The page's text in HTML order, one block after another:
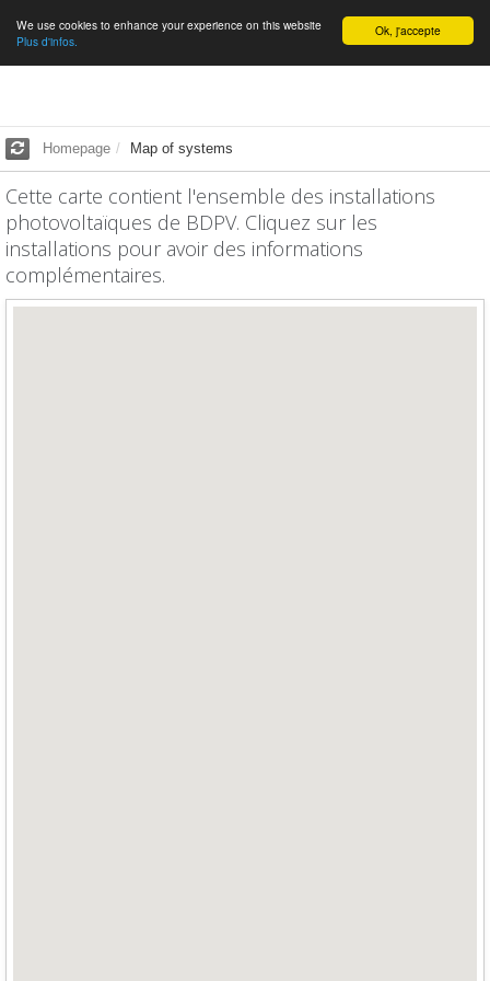
English Ok, j'accepte
We use cookies to enhance your experience on this website
Plus d'infos.
Homepage Map of systems
Cette carte contient l'ensemble des installations
photovoltaïques de BDPV. Cliquez sur les
installations pour avoir des informations
complémentaires.